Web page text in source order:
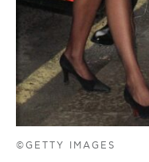
©GETTY IMAGES